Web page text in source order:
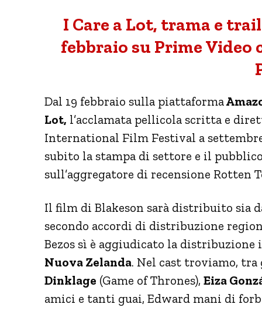
I Care a Lot, trama e
febbraio su Prime
Dal 19 febbraio sulla piattaforma
Lot, l’acclamata pellicola scritta e
International Film Festival a
subito la stampa di settore e il
sull’aggregatore di recensione Rotten
Il film di Blakeson sarà distribuito sia
secondo accordi di distribuzione
Bezos sì è aggiudicato la distribuzione
Nuova Zelanda. Nel cast troviamo,
Dinklage (Game of Thrones), Eiza
amici e tanti guai, Edward mani di